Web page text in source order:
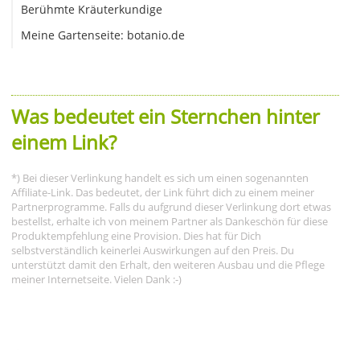
Berühmte Kräuterkundige
Meine Gartenseite: botanio.de
Was bedeutet ein Sternchen hinter
einem Link?
*) Bei dieser Verlinkung handelt es sich um einen sogenannten
Affiliate-Link. Das bedeutet, der Link führt dich zu einem meiner
Partnerprogramme. Falls du aufgrund dieser Verlinkung dort etwas
bestellst, erhalte ich von meinem Partner als Dankeschön für diese
Produktempfehlung eine Provision. Dies hat für Dich
selbstverständlich keinerlei Auswirkungen auf den Preis. Du
unterstützt damit den Erhalt, den weiteren Ausbau und die Pflege
meiner Internetseite. Vielen Dank :-)